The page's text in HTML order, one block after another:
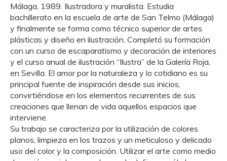
Málaga, 1989. Ilustradora y muralista. Estudia
bachillerato en la escuela de arte de San Telmo (Málaga)
y finalmente se forma como técnico superior de artes
plásticas y diseño en ilustración. Completó su formación
con un curso de escaparatismo y decoración de interiores
y el curso anual de ilustración “Ilustra” de la Galería Roja,
en Sevilla. El amor por la naturaleza y lo cotidiano es su
principal fuente de inspiración desde sus inicios,
convirtiéndose en los elementos recurrentes de sus
creaciones que llenan de vida aquellos espacios que
interviene.
Su trabajo se caracteriza por la utilización de colores
planos, limpieza en los trazos y un meticuloso y delicado
uso del color y la composición. Utilizar el arte como medio